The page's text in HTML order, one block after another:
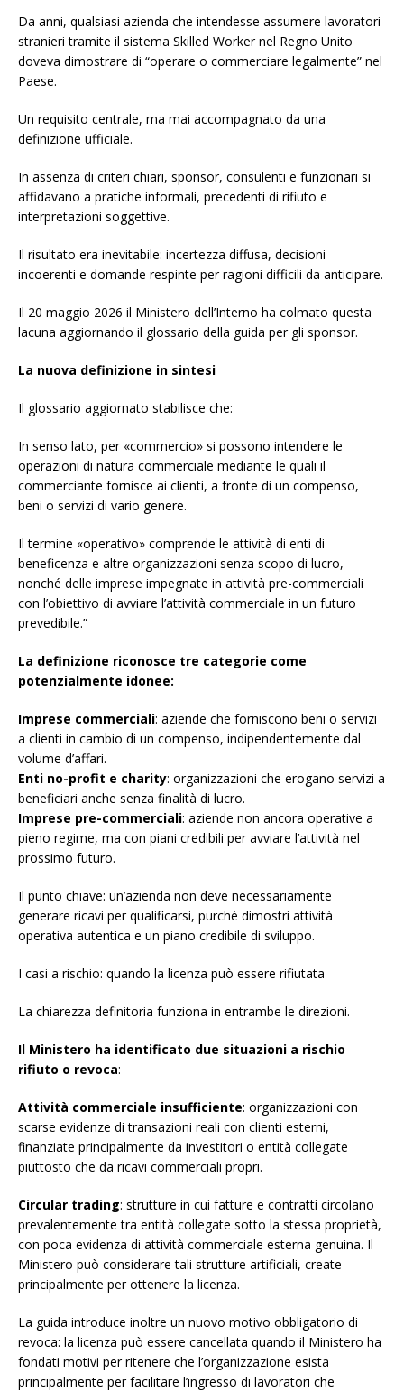
Da anni, qualsiasi azienda che intendesse assumere lavoratori
stranieri tramite il sistema Skilled Worker nel Regno Unito
doveva dimostrare di “operare o commerciare legalmente” nel
Paese.
Un requisito centrale, ma mai accompagnato da una
definizione ufficiale.
In assenza di criteri chiari, sponsor, consulenti e funzionari si
affidavano a pratiche informali, precedenti di rifiuto e
interpretazioni soggettive.
Il risultato era inevitabile: incertezza diffusa, decisioni
incoerenti e domande respinte per ragioni difficili da anticipare.
Il 20 maggio 2026 il Ministero dell’Interno ha colmato questa
lacuna aggiornando il glossario della guida per gli sponsor.
La nuova definizione in sintesi
Il glossario aggiornato stabilisce che:
In senso lato, per «commercio» si possono intendere le
operazioni di natura commerciale mediante le quali il
commerciante fornisce ai clienti, a fronte di un compenso,
beni o servizi di vario genere.
Il termine «operativo» comprende le attività di enti di
beneficenza e altre organizzazioni senza scopo di lucro,
nonché delle imprese impegnate in attività pre-commerciali
con l’obiettivo di avviare l’attività commerciale in un futuro
prevedibile.”
La definizione riconosce tre categorie come
potenzialmente idonee:
Imprese commerciali: aziende che forniscono beni o servizi
a clienti in cambio di un compenso, indipendentemente dal
volume d’affari.
Enti no-profit e charity: organizzazioni che erogano servizi a
beneficiari anche senza finalità di lucro.
Imprese pre-commerciali: aziende non ancora operative a
pieno regime, ma con piani credibili per avviare l’attività nel
prossimo futuro.
Il punto chiave: un’azienda non deve necessariamente
generare ricavi per qualificarsi, purché dimostri attività
operativa autentica e un piano credibile di sviluppo.
I casi a rischio: quando la licenza può essere rifiutata
La chiarezza definitoria funziona in entrambe le direzioni.
Il Ministero ha identificato due situazioni a rischio
rifiuto o revoca:
Attività commerciale insufficiente: organizzazioni con
scarse evidenze di transazioni reali con clienti esterni,
finanziate principalmente da investitori o entità collegate
piuttosto che da ricavi commerciali propri.
Circular trading: strutture in cui fatture e contratti circolano
prevalentemente tra entità collegate sotto la stessa proprietà,
con poca evidenza di attività commerciale esterna genuina. Il
Ministero può considerare tali strutture artificiali, create
principalmente per ottenere la licenza.
La guida introduce inoltre un nuovo motivo obbligatorio di
revoca: la licenza può essere cancellata quando il Ministero ha
fondati motivi per ritenere che l’organizzazione esista
principalmente per facilitare l’ingresso di lavoratori che